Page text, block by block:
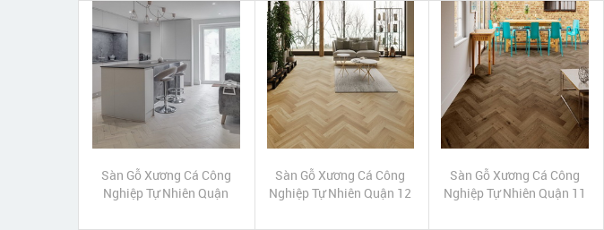
Sàn Gỗ Xương Cá Công
Nghiệp Tự Nhiên Quận
Sàn Gỗ Xương Cá Công
Nghiệp Tự Nhiên Quận 12
Sàn Gỗ Xương Cá Công
Nghiệp Tự Nhiên Quận 11